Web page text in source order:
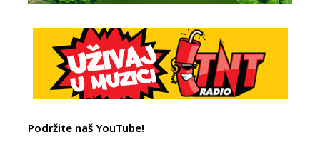
Podržite naš YouTube!